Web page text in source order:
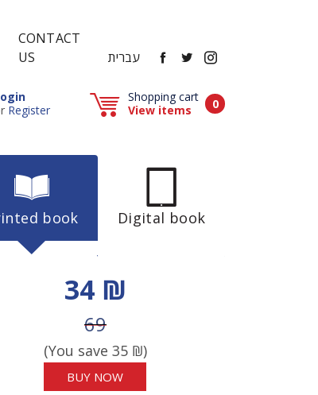
CONTACT
US
עברית FACEBOOK
TWITTER
INSTAGRAM
Popup window (Can be closed by ESCAPE key)
RegisterPopup window (Can be closed by ESCAPE key)
Shopping cart
View items
0Items in cart
book Digital book
Discount price
34 ₪
Price before discount
69
(You save 35₪)
BUY NOW